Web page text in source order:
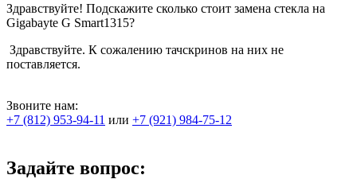
Здравствуйте! Подскажите сколько стоит замена стекла на
Gigabayte G Smart1315?
Здравствуйте. К сожалению тачскринов на них не
поставляется.
Звоните нам:
+7 (812) 953-94-11 или +7 (921) 984-75-12
Задайте вопрос: